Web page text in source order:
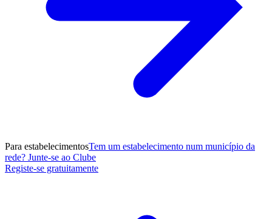
Para estabelecimentosTem um estabelecimento num município da
rede? Junte-se ao Clube
Registe-se gratuitamente